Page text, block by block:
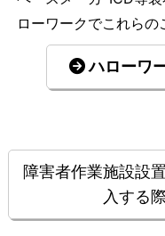
ローワークでこれらの
ハローワ
障害者作業施設設
入する